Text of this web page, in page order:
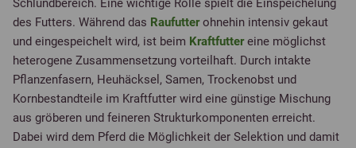
Schlundbereich. Eine wichtige Rolle spielt die Einspeichelung
des Futters. Während das Raufutterohnehin intensiv gekaut
und eingespeichelt wird, ist beim Kraftfuttereine möglichst
heterogene Zusammensetzung vorteilhaft. Durch intakte
Pflanzenfasern, Heuhäcksel, Samen, Trockenobst und
Kornbestandteile im Kraftfutter wird eine günstige Mischung
aus gröberen und feineren Strukturkomponenten erreicht.
Dabei wird dem Pferd die Möglichkeit der Selektion und damit